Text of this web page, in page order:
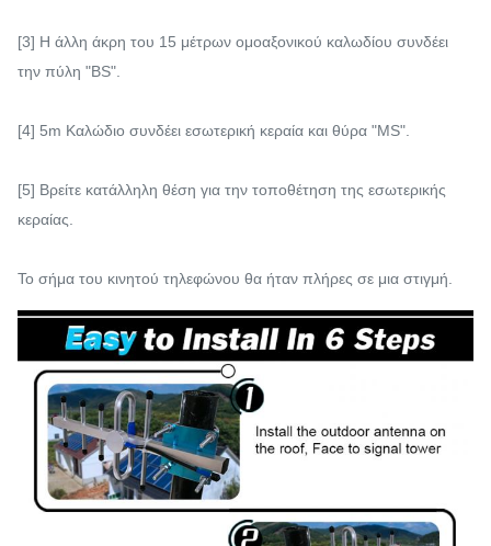
[3] Η άλλη άκρη του 15 μέτρων ομοαξονικού καλωδίου συνδέει
την πύλη "BS".
[4] 5m Καλώδιο συνδέει εσωτερική κεραία και θύρα "MS".
[5] Βρείτε κατάλληλη θέση για την τοποθέτηση της εσωτερικής
κεραίας.
Το σήμα του κινητού τηλεφώνου θα ήταν πλήρες σε μια στιγμή.